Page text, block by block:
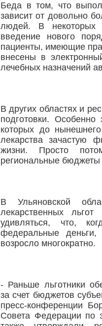
Беда в том, что
зависит от довольно
людей. В некоторых
введение нового
пациенты, имеющие
внесены в
лечебных назначений
В других областях и
подготовки. Особенно
которых до
лекарства зачастую
жизни. Просто
региональные
В Ульяновской
лекарственных
удивляться, что,
федеральные деньги,
возросло многократно.
- Раньше льготники
за счет бюджетов
пресс-конференции
Совета Федерации по